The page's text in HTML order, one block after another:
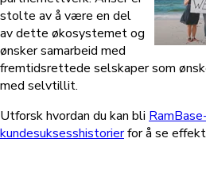
stolte av å være en del
av dette økosystemet og
ønsker samarbeid med
fremtidsrettede selskaper som
med selvtillit.
Utforsk hvordan du kan bli
kundesuksesshistorierfor å se